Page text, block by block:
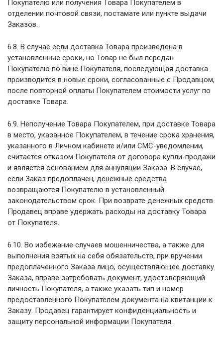
Покупателю или получения Товара Покупателем в
отделении почтовой связи, постамате или пункте выдачи
Заказов.
6.8. В случае если доставка Товара произведена в
установленные сроки, но Товар не был передан
Покупателю по вине Покупателя, последующая доставка
производится в новые сроки, согласованные с Продавцом,
после повторной оплаты Покупателем стоимости услуг по
доставке Товара.
6.9. Неполучение Товара Покупателем, при доставке Товара
в место, указанное Покупателем, в течение срока хранения,
указанного в Личном кабинете и/или СМС-уведомлении,
считается отказом Покупателя от договора купли-продажи
и является основанием для аннуляции Заказа. В случае,
если Заказ предоплачен, денежные средства
возвращаются Покупателю в установленный
законодательством срок. При возврате денежных средств
Продавец вправе удержать расходы на доставку Товара
от Покупателя.
6.10. Во избежание случаев мошенничества, а также для
выполнения взятых на себя обязательств, при вручении
предоплаченного Заказа лицо, осуществляющее доставку
Заказа, вправе затребовать документ, удостоверяющий
личность Покупателя, а также указать тип и номер
предоставленного Покупателем документа на квитанции к
Заказу. Продавец гарантирует конфиденциальность и
защиту персональной информации Покупателя.